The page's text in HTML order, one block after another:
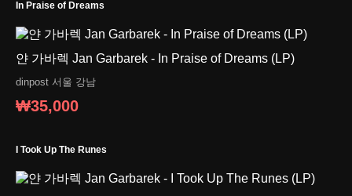
In Praise of Dreams
얀 가바렉 Jan Garbarek - In Praise of Dreams (LP)
dinpost 서울 강남
₩35,000
I Took Up The Runes